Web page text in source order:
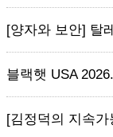
[양자와 보안] 탈
블랙햇 USA
[김정덕의 지속가